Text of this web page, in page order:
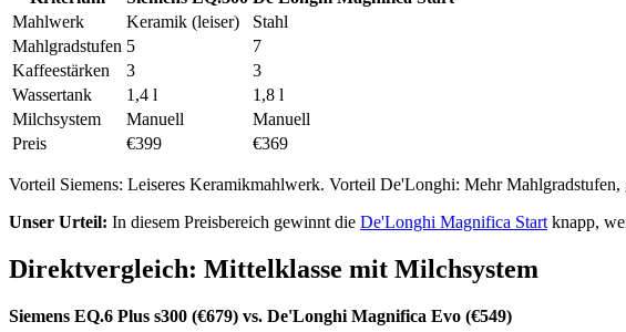
Mahlwerk
Keramik (leiser)
Stahl
Mahlgradstufen 5
7
Kaffeestärken
3
3
Wassertank
1,4 l
1,8 l
Milchsystem
Manuell
Manuell
Preis
€399 €369
Vorteil Siemens: Leiseres Keramikmahlwerk. Vorteil De'Longhi: Mehr Mahlgradstufen,
Unser Urteil: In diesem Preisbereich gewinnt die De'Longhi Magnifica Start knapp,
Direktvergleich: Mittelklasse mit Milchsystem
Siemens EQ.6 Plus s300 (€679) vs. De'Longhi Magnifica Evo (€549)